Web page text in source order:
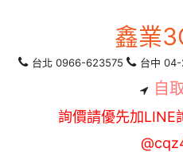
鑫業
台北 0966-623575 台中
自
詢價請優先加LINE